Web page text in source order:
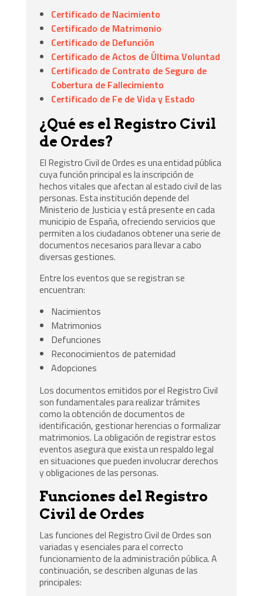
Certificado de Nacimiento
Certificado de Matrimonio
Certificado de Defunción
Certificado de Actos de Última Voluntad
Certificado de Contrato de Seguro de
Cobertura de Fallecimiento
Certificado de Fe de Vida y Estado
¿Qué es el Registro Civil
de Ordes?
El Registro Civil de Ordes es una entidad pública
cuya función principal es la inscripción de
hechos vitales que afectan al estado civil de las
personas. Esta institución depende del
Ministerio de Justicia y está presente en cada
municipio de España, ofreciendo servicios que
permiten a los ciudadanos obtener una serie de
documentos necesarios para llevar a cabo
diversas gestiones.
Entre los eventos que se registran se
encuentran:
Nacimientos
Matrimonios
Defunciones
Reconocimientos de paternidad
Adopciones
Los documentos emitidos por el Registro Civil
son fundamentales para realizar trámites
como la obtención de documentos de
identificación, gestionar herencias o formalizar
matrimonios. La obligación de registrar estos
eventos asegura que exista un respaldo legal
en situaciones que pueden involucrar derechos
y obligaciones de las personas.
Funciones del Registro
Civil de Ordes
Las funciones del Registro Civil de Ordes son
variadas y esenciales para el correcto
funcionamiento de la administración pública. A
continuación, se describen algunas de las
principales: